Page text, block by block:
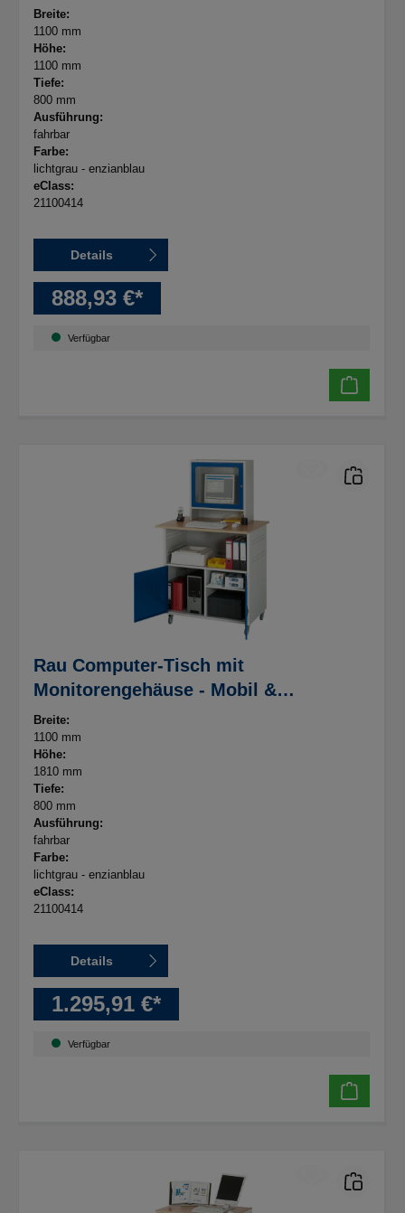
Breite:
1100 mm
Höhe:
1100 mm
Tiefe:
800 mm
Ausführung:
fahrbar
Farbe:
lichtgrau - enzianblau
eClass:
21100414
Details
888,93 €*
Verfügbar
Rau Computer-Tisch mit
Monitorengehäuse - Mobil &
Abschließbar
Breite:
1100 mm
Höhe:
1810 mm
Tiefe:
800 mm
Ausführung:
fahrbar
Farbe:
lichtgrau - enzianblau
eClass:
21100414
Details
1.295,91 €*
Verfügbar